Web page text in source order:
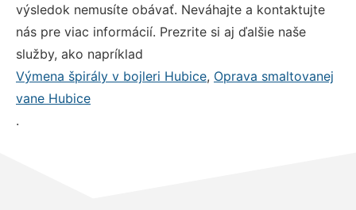
výsledok nemusíte obávať. Neváhajte a kontaktujte
nás pre viac informácií. Prezrite si aj ďalšie naše
služby, ako napríklad
Výmena špirály v bojleri Hubice, Oprava smaltovanej
vane Hubice
.